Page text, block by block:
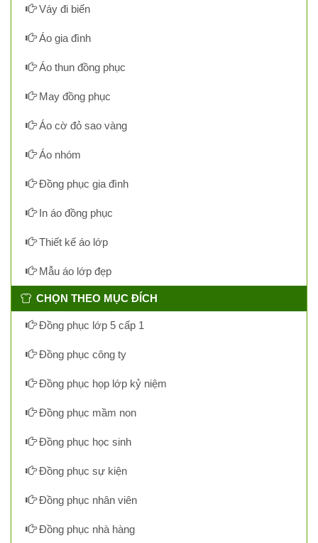
Váy đi biển
Áo gia đình
Áo thun đồng phục
May đồng phục
Áo cờ đỏ sao vàng
Áo nhóm
Đồng phục gia đình
In áo đồng phục
Thiết kế áo lớp
Mẫu áo lớp đẹp
CHỌN THEO MỤC ĐÍCH
Đồng phục lớp 5 cấp 1
Đồng phục công ty
Đồng phục họp lớp kỷ niệm
Đồng phục mầm non
Đồng phục học sinh
Đồng phục sự kiện
Đồng phục nhân viên
Đồng phục nhà hàng